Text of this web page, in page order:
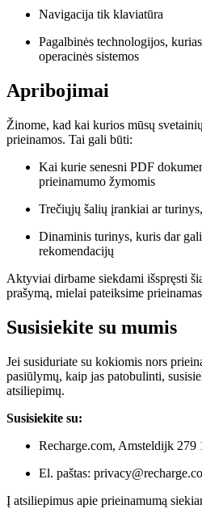
Navigacija tik klaviatūra
Pagalbinės technologijos,
operacinės sistemos
Apribojimai
Žinome, kad kai kurios mūsų
prieinamos. Tai gali būti:
Kai kurie senesni PDF
prieinamumo žymomis
Trečiųjų šalių įrankiai ar
Dinaminis turinys, kuris dar
rekomendacijų
Aktyviai dirbame siekdami išspręsti
prašymą, mielai pateiksime
Susisiekite su mumis
Jei susiduriate su kokiomis nors
pasiūlymų, kaip jas patobulinti,
atsiliepimų.
Susisiekite su:
Recharge.com, Amsteldijk 279
El. paštas:
Į atsiliepimus apie prieinamumą